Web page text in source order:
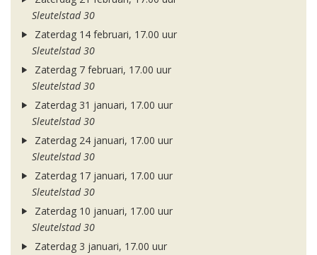
Sleutelstad 30
Zaterdag 14 februari, 17.00 uur
Sleutelstad 30
Zaterdag 7 februari, 17.00 uur
Sleutelstad 30
Zaterdag 31 januari, 17.00 uur
Sleutelstad 30
Zaterdag 24 januari, 17.00 uur
Sleutelstad 30
Zaterdag 17 januari, 17.00 uur
Sleutelstad 30
Zaterdag 10 januari, 17.00 uur
Sleutelstad 30
Zaterdag 3 januari, 17.00 uur